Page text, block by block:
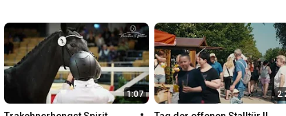
1:07